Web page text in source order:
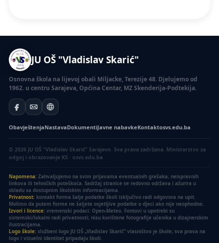
JU OŠ "Vladislav Skarić"
Osnovna škola na lijevoj obali Miljacke, Terezije 48. Djelujemo od
1962. u centru Sarajeva, Općina Centar, MZ Skenderija-Podtekija.
ObavještenjaNastavaDokumentiJavne nabavkeKontaktosvs.edu.ba
© 2026 JU OŠ "Vladislav Skarić" Sarajevo. Sva prava zadržana. Ministarstvo za
odgoj i obrazovanje KS · osvs.edu.ba
Napomena: Zahvaljujemo na svim prijavama eventualnih grešaka, neispravnih
linkova ili tehničkih poteškoća. Sadržaj stranice se redovno održava i ažurira u
skladu sa dostupnim školskim informacijama.
Privatnost: kontakt forma šalje podatke školi isključivo radi odgovora na upit.
Molimo da putem forme ne šaljete osjetljive podatke o djeci ako nije neophodno.
Izvori i licence: vremenski podaci: Open-Meteo. Fontovi u upotrebi su
sistemski/lokalni radi privatnosti; nisu korištene fotografije učenika u dizajnerskim
ilustracijama.
Logo škole: službeni logo JU OŠ „Vladislav Skarić” vlasništvo je škole; sva prava na
logo i vizuelni identitet pripadaju školi.